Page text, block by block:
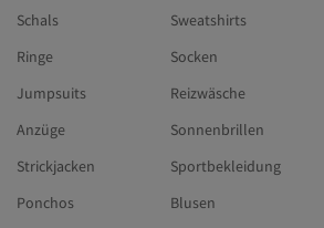
Schals
Sweatshirts
Ringe
Socken
Jumpsuits
Reizwäsche
Anzüge
Sonnenbrillen
Strickjacken
Sportbekleidung
Ponchos
Blusen